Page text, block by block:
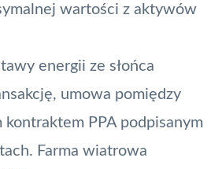
wartości z aktywów
energii ze słońca
umowa pomiędzy
kontraktem PPA podpisanym
Farma wiatrowa